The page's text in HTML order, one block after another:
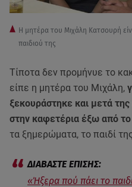
H μητέρα του Μιχάλη Κατσουρή
παιδιού της
Τίποτα δεν προμήνυε το
είπε η μητέρα του Μιχάλη,
ξεκουράστηκε και μετά
στην καφετέρια έξω από
τα ξημερώματα, το παιδί
«Ήξερα πού πάει το